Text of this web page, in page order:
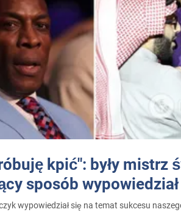
kpić": były mistrz
sposób
wypowiedział się na temat sukcesu